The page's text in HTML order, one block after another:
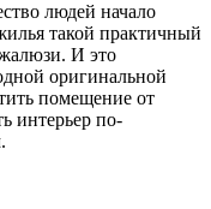
людей начало
такой практичный
И это
оригинальной
помещение от
интерьер по-